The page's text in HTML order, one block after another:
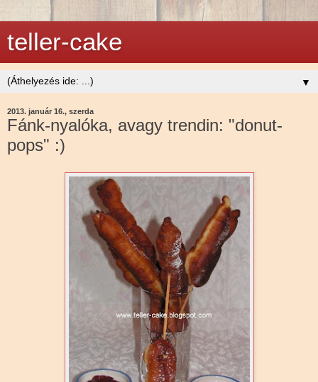
teller-cake
▼
2013. január 16., szerda
Fánk-nyalóka, avagy trendin: "donut-
pops" :)